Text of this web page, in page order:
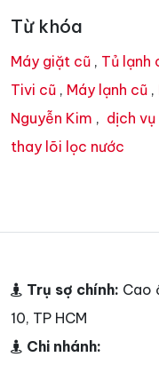
Từ khóa
Máy giặt cũ , Tủ lạnh
Tivi cũ , Máy lạnh cũ ,
Nguyễn Kim , dịch
thay lõi lọc nước
Trụ sợ chính: Cao
10, TP HCM
Chi nhánh: